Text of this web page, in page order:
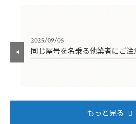
2025/09/05
同じ屋号を名乗る他業者にご注
もっと見る